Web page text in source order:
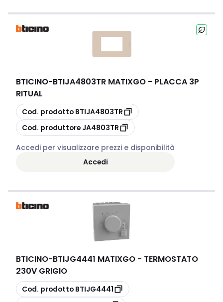
BTICINO-BTIJA4803TR MATIXGO - PLACCA 3P
RITUAL
copia
Cod. prodotto BTIJA4803TR
copia
Cod. produttore JA4803TR
Accedi per visualizzare prezzi e disponibilità
Accedi
BTICINO-BTIJG4441 MATIXGO - TERMOSTATO
230V GRIGIO
copia
Cod. prodotto BTIJG4441